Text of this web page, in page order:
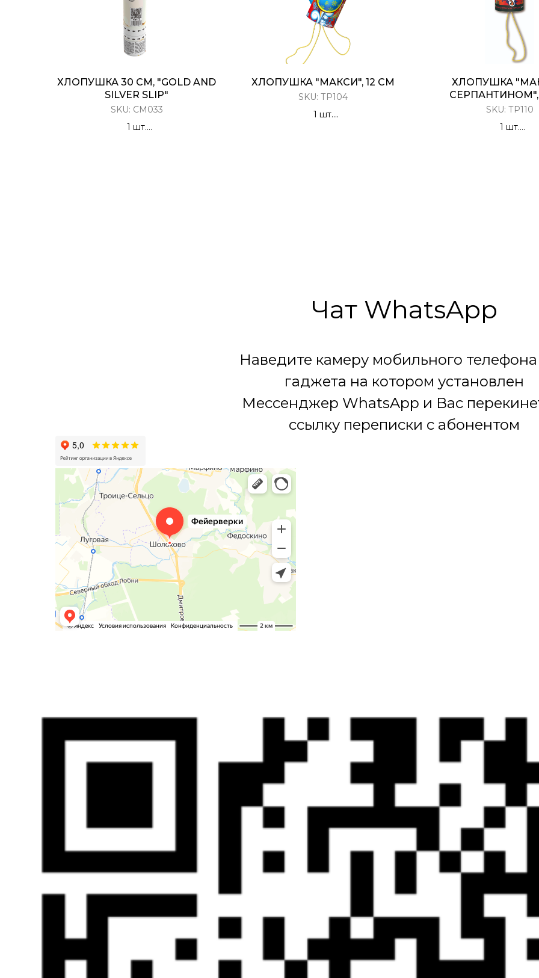
ХЛОПУШКА 30 СМ, "GOLD AND
SILVER SLIP"
SKU: CM033
1 шт.
ХЛОПУШКА "МАКСИ", 12 СМ
SKU: ТР104
1 шт.
ХЛОПУШКА
СЕРПАНТИНОМ",
SKU: ТР110
1 шт.
Чат WhatsApp
Наведите камеру мобильного
гаджета на котором установлен
Мессенджер WhatsApp и Вас
ссылку переписки с абонентом